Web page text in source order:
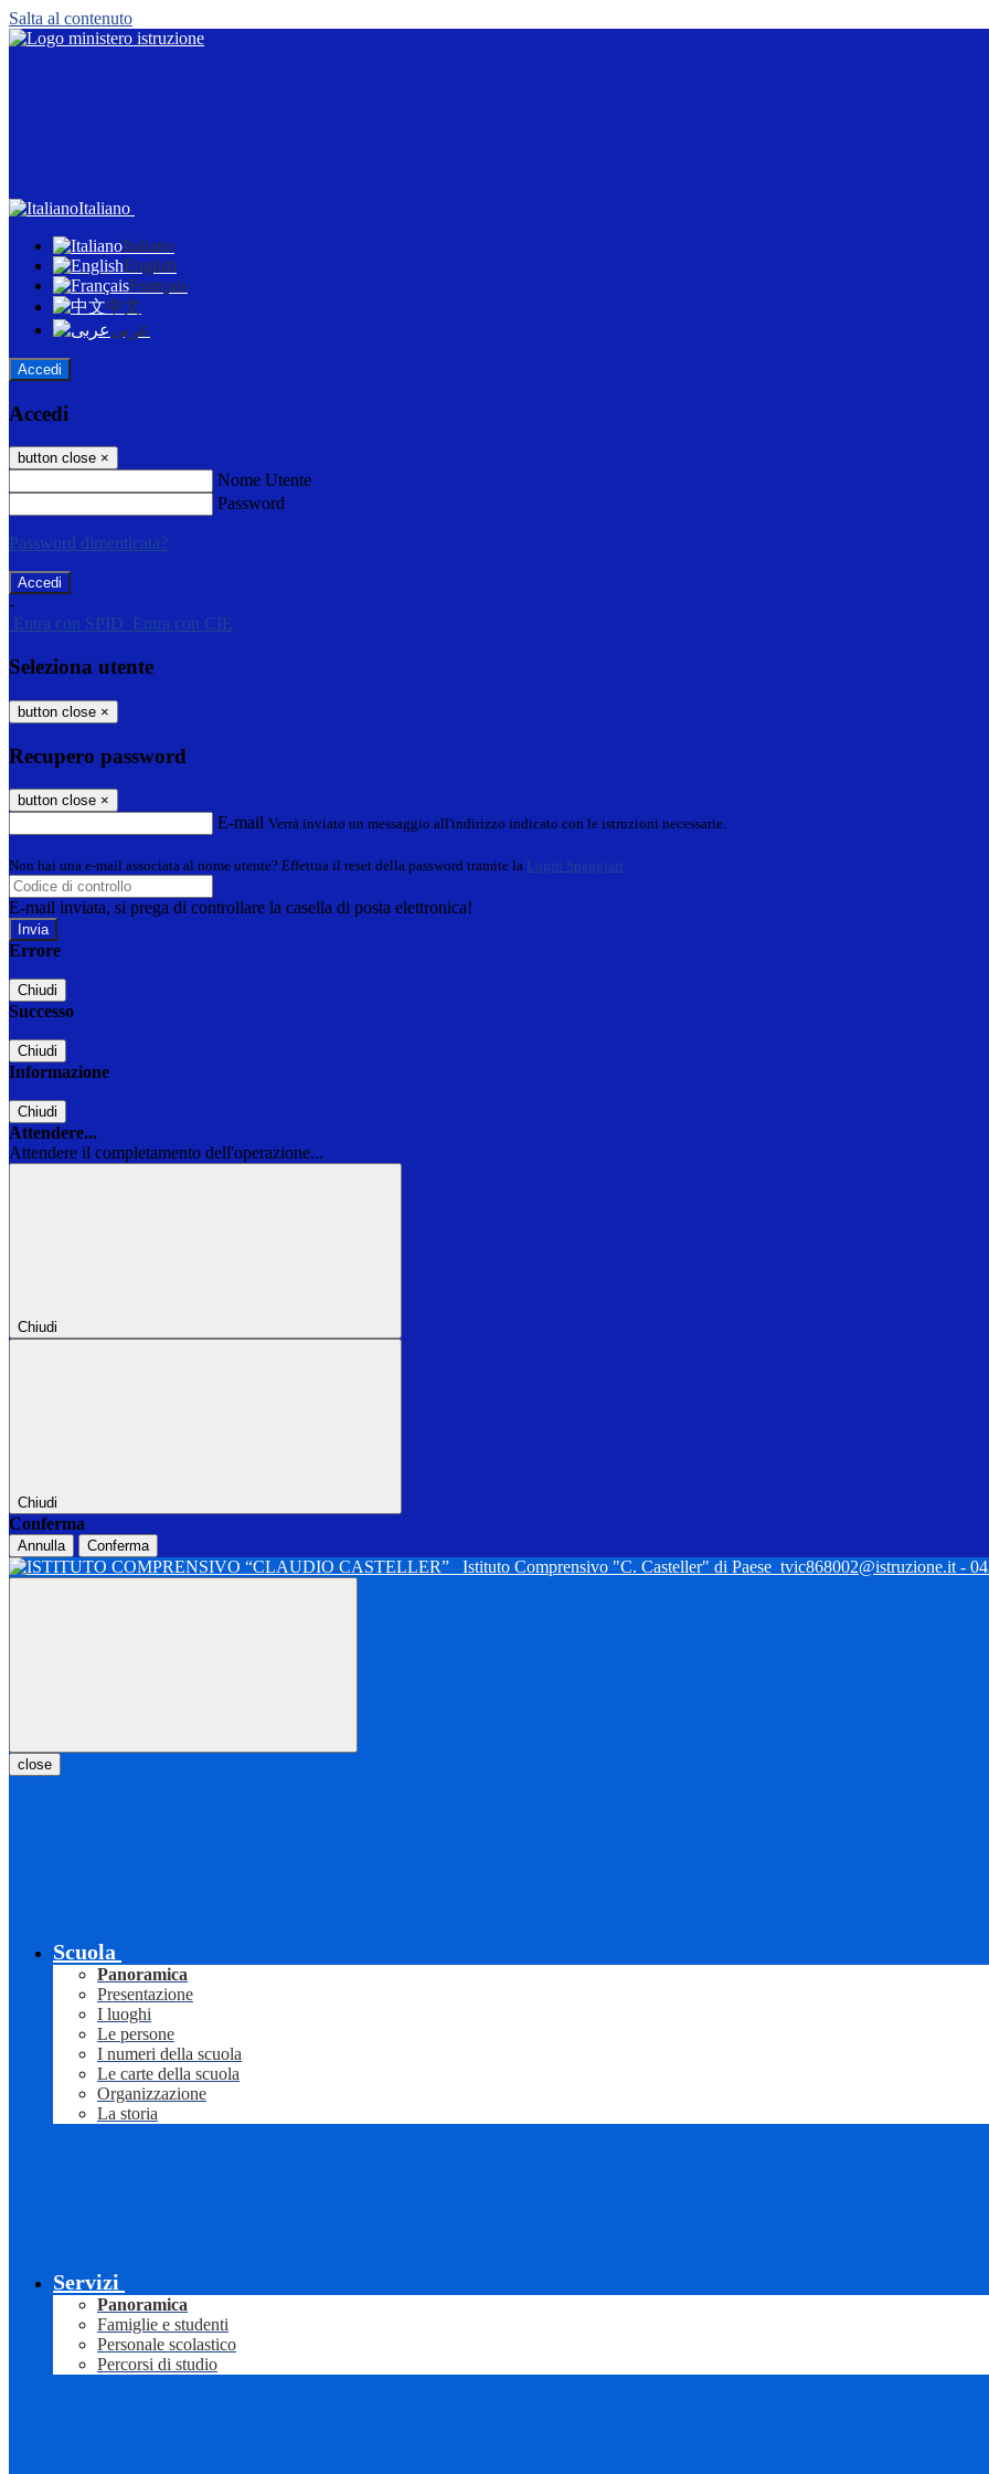
Salta al contenuto
Italiano
Italiano
English
Français
中文
عربى
Accedi
Accedi
button close ×
Nome Utente
Password
Password dimenticata?
-
Entra con SPID
Entra con CIE
Seleziona utente
button close ×
Recupero password
button close ×
E-mail Verrà inviato un messaggio all'indirizzo indicato con le istruzioni necessarie.
Non hai una e-mail associata al nome utente? Effettua il reset della password tramite la Login Spaggiari
E-mail inviata, si prega di controllare la casella di posta elettronica!
Errore
Chiudi
Successo
Chiudi
Informazione
Chiudi
Attendere...
Attendere il completamento dell'operazione...
Chiudi
Chiudi
Conferma
Annulla Conferma
Istituto Comprensivo "C. Casteller" di Paese tvic868002@istruzione.it -
close
Scuola
Panoramica
Presentazione
I luoghi
Le persone
I numeri della scuola
Le carte della scuola
Organizzazione
La storia
Servizi
Panoramica
Famiglie e studenti
Personale scolastico
Percorsi di studio